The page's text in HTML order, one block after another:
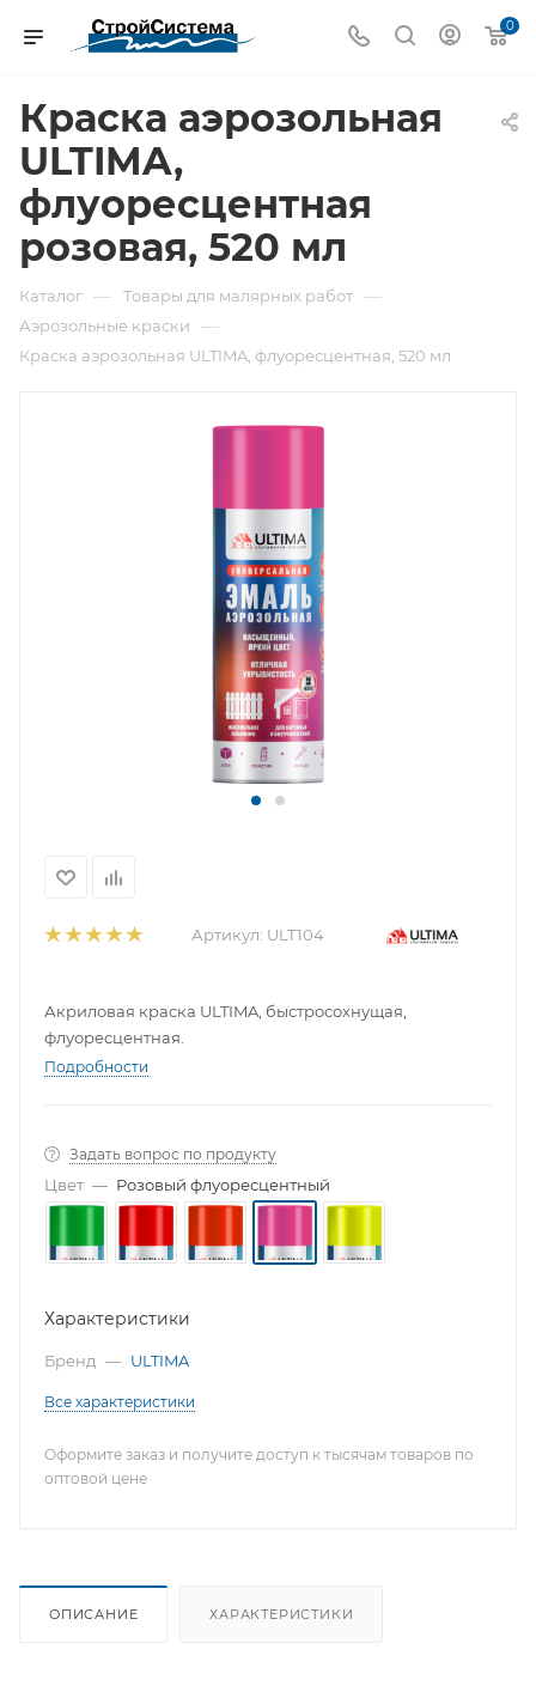
0
Краска аэрозольная
ULTIMA,
флуоресцентная
розовая, 520 мл
Каталог — Товары для малярных работ —
Аэрозольные краски —
Краска аэрозольная ULTIMA, флуоресцентная, 520 мл
Артикул: ULT104
Акриловая краска ULTIMA, быстросохнущая,
флуоресцентная.
Подробности
Задать вопрос по продукту
Цвет — Розовый флуоресцентный
Характеристики
Бренд — ULTIMA
Все характеристики
Оформите заказ и получите доступ к тысячам товаров по
оптовой цене
ОПИСАНИЕ ХАРАКТЕРИСТИКИ